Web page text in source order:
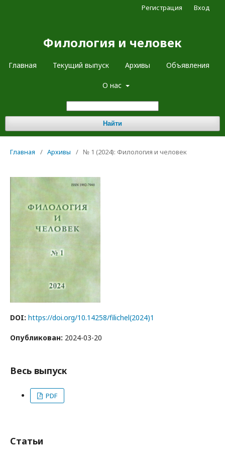
Филология и человек
Главная Текущий выпуск Архивы Объявления
О нас
Найти
Регистрация Вход
Главная / Архивы / № 1 (2024): Филология и человек
DOI: https://doi.org/10.14258/filichel(2024)1
Опубликован: 2024-03-20
Весь выпуск
PDF
Статьи